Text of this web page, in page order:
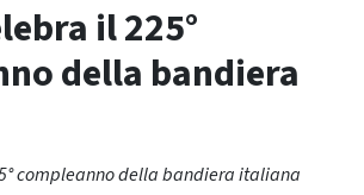
il 225°
della bandiera
compleanno della bandiera italiana